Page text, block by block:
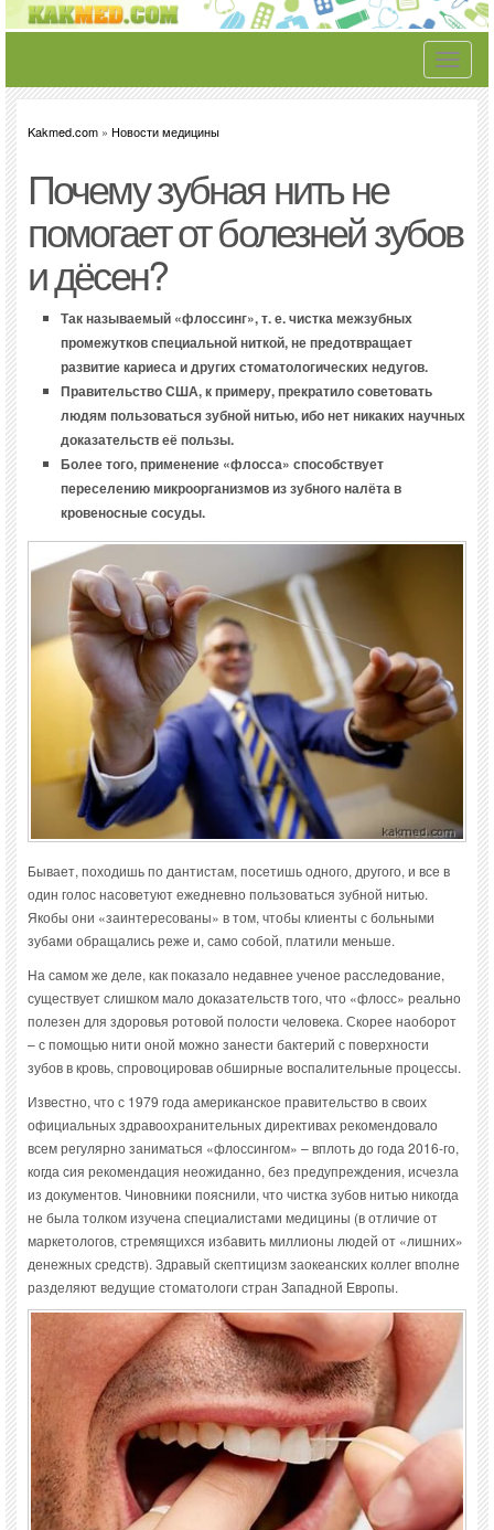
Toggle
Kakmed.com » Новости медицины
Почему зубная нить не
помогает от болезней зубов
и дёсен?
Так называемый «флоссинг», т. е. чистка межзубных
промежутков специальной ниткой, не предотвращает
развитие кариеса и других стоматологических недугов.
Правительство США, к примеру, прекратило советовать
людям пользоваться зубной нитью, ибо нет никаких научных
доказательств её пользы.
Более того, применение «флосса» способствует
переселению микроорганизмов из зубного налёта в
кровеносные сосуды.
Бывает, походишь по дантистам, посетишь одного, другого, и все в
один голос насоветуют ежедневно пользоваться зубной нитью.
Якобы они «заинтересованы» в том, чтобы клиенты с больными
зубами обращались реже и, само собой, платили меньше.
На самом же деле, как показало недавнее ученое расследование,
существует слишком мало доказательств того, что «флосс» реально
полезен для здоровья ротовой полости человека. Скорее наоборот
– с помощью нити оной можно занести бактерий с поверхности
зубов в кровь, спровоцировав обширные воспалительные процессы.
Известно, что с 1979 года американское правительство в своих
официальных здравоохранительных директивах рекомендовало
всем регулярно заниматься «флоссингом» – вплоть до года 2016-го,
когда сия рекомендация неожиданно, без предупреждения, исчезла
из документов. Чиновники пояснили, что чистка зубов нитью никогда
не была толком изучена специалистами медицины (в отличие от
маркетологов, стремящихся избавить миллионы людей от «лишних»
денежных средств). Здравый скептицизм заокеанских коллег вполне
разделяют ведущие стоматологи стран Западной Европы.